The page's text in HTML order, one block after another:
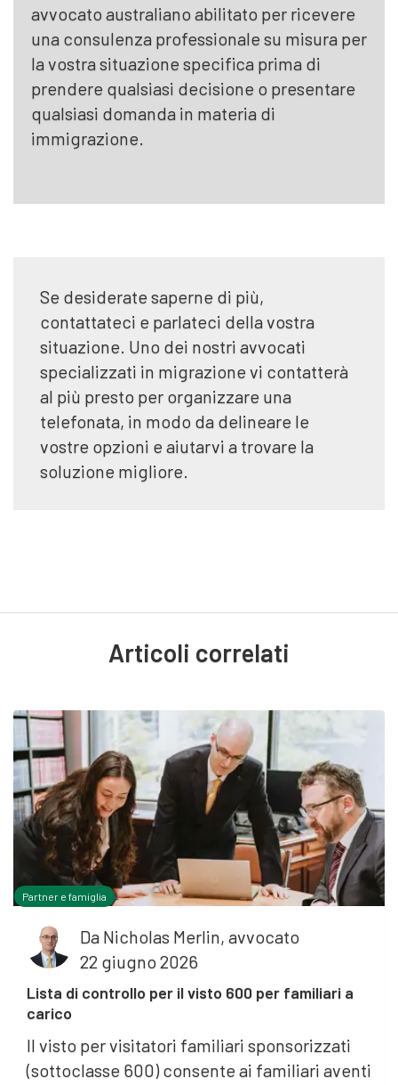
avvocato australiano abilitato per ricevere
una consulenza professionale su misura per
la vostra situazione specifica prima di
prendere qualsiasi decisione o presentare
qualsiasi domanda in materia di
immigrazione.
Se desiderate saperne di più,
contattateci e parlateci della vostra
situazione. Uno dei nostri avvocati
specializzati in migrazione vi contatterà
al più presto per organizzare una
telefonata, in modo da delineare le
vostre opzioni e aiutarvi a trovare la
soluzione migliore.
Articoli correlati
Partner e famiglia
Da Nicholas Merlin, avvocato
22 giugno 2026
Lista di controllo per il visto 600 per familiari a
carico
Il visto per visitatori familiari sponsorizzati
(sottoclasse 600) consente ai familiari aventi